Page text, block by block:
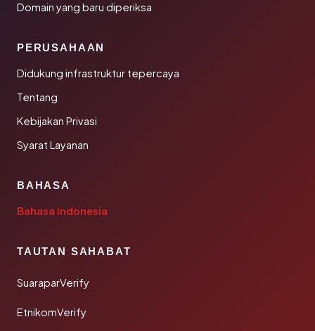
Domain yang baru diperiksa
PERUSAHAAN
Didukung infrastruktur tepercaya
Tentang
Kebijakan Privasi
Syarat Layanan
BAHASA
Bahasa Indonesia
TAUTAN SAHABAT
SuaraparVerify
EtnikomVerify